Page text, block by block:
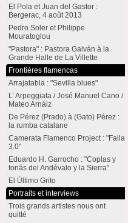
El Pola et Juan del Gastor :
Bergerac, 4 août 2013
Pedro Soler et Philippe
Mouratoglou
"Pastora" : Pastora Galván à la
Grande Halle de La Villette
Frontières flamencas
Arrajatabla : "Sevilla blues"
L’ Arpeggiata / José Manuel Cano /
Mateo Arnáiz
De Pérez (Prado) à (Gato) Pérez :
la rumba catalane
Camerata Flamenco Project : "Falla
3.0"
Eduardo H. Garrocho : "Coplas y
tonás del Andévalo y la Sierra"
El Último Grito
Portraits et interviews
Trois grands artistes nous ont
quitté